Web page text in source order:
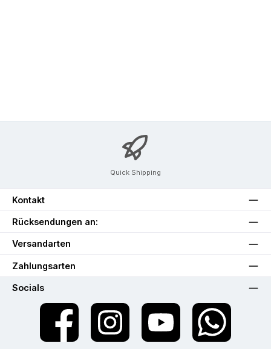
Quick Shipping
Kontakt
Rücksendungen an:
Versandarten
Zahlungsarten
Socials
Facebook Instagram YouTube WhatsApp